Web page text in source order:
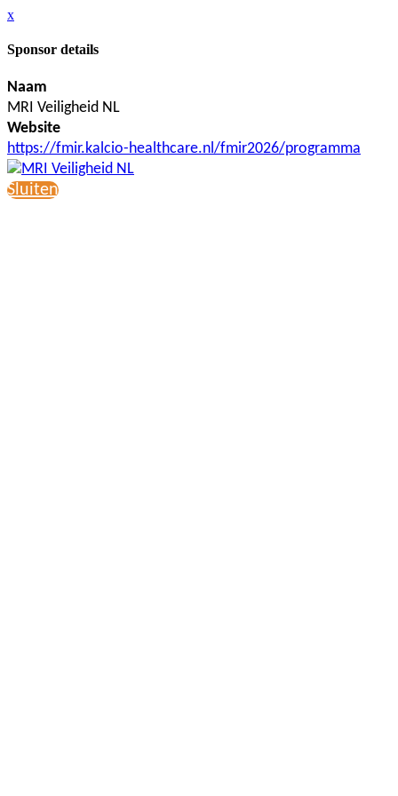
x
Sponsor details
Naam
MRI Veiligheid NL
Website
https://fmir.kalcio-healthcare.nl/fmir2026/programma
Sluiten